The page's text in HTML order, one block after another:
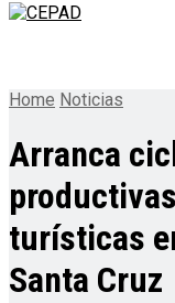
Home Noticias
Arranca
turísticas
Santa Cruz